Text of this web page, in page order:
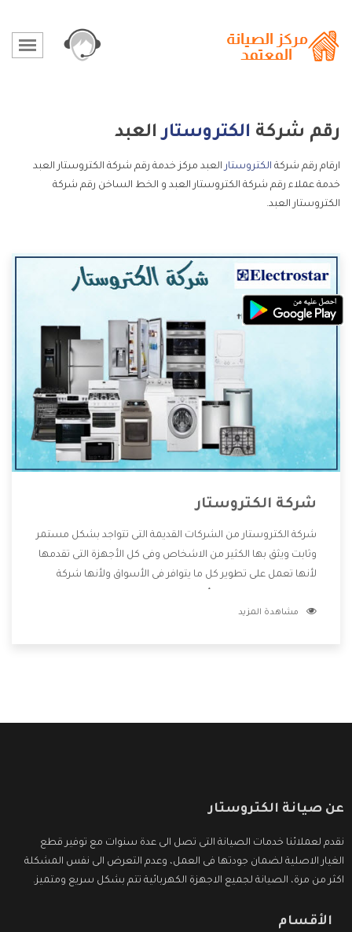
رقم شركة الكتروستارالعبد
ارقام رقم شركة الكتروستار العبد مركز خدمة رقم شركة الكتروستار العبد
خدمة عملاء رقم شركة الكتروستار العبد و الخط الساخن رقم شركة
الكتروستار العبد.
شركة الكتروستار
شركة الكتروستار من الشركات القديمة التى تتواجد بشكل مستمر
وثابت ويثق بها الكثير من الاشخاص وفى كل الأجهزة التى تقدمها
لأنها تعمل على تطوير كل ما يتوافر فى الأسواق ولأنها شركة
وتقدم للعملاء أقوى العروض والخصومات التى تسهل على
مشاهدة المزيد
عن صيانة الكتروستار
نقدم لعملائنا خدمات الصيانة التى تصل الى عدة سنوات مع توفير قطع
الغيار الاصلية لضمان جودتها فى العمل، وعدم التعرض الى نفس المشكلة
اكثر من مرة، الصيانة لجميع الاجهزة الكهربائية تتم بشكل سريع ومتميز.
الأقسام